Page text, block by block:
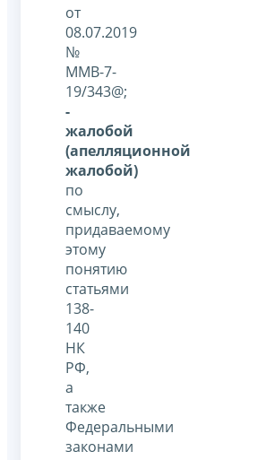
от
08.07.2019
№
ММВ-7-
19/343@;
-
жалобой
(апелляционной
жалобой)
по
смыслу,
придаваемому
этому
понятию
статьями
138-
140
НК
РФ,
а
также
Федеральными
законами